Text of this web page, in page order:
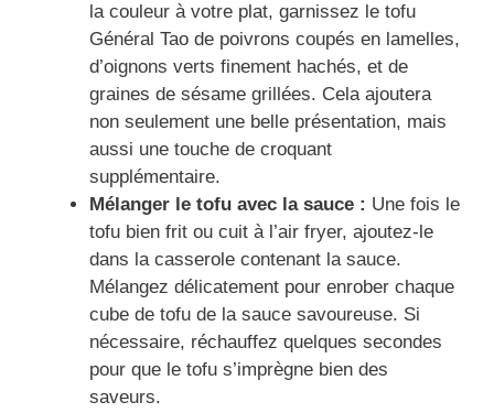
la couleur à votre plat, garnissez le tofu
Général Tao de poivrons coupés en lamelles,
d’oignons verts finement hachés, et de
graines de sésame grillées. Cela ajoutera
non seulement une belle présentation, mais
aussi une touche de croquant
supplémentaire.
Mélanger le tofu avec la sauce : Une fois le
tofu bien frit ou cuit à l’air fryer, ajoutez-le
dans la casserole contenant la sauce.
Mélangez délicatement pour enrober chaque
cube de tofu de la sauce savoureuse. Si
nécessaire, réchauffez quelques secondes
pour que le tofu s’imprègne bien des
saveurs.